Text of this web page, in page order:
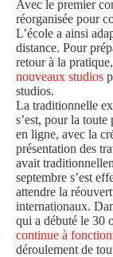
Avec le premier
réorganisée pour
L’école a ainsi
distance. Pour
retour à la
nouveaux studios
studios.
La traditionnelle
s’est, pour la
en ligne, avec la
présentation des
avait
septembre s’est
attendre la
internationaux.
qui a débuté le 30
continue à
déroulement de